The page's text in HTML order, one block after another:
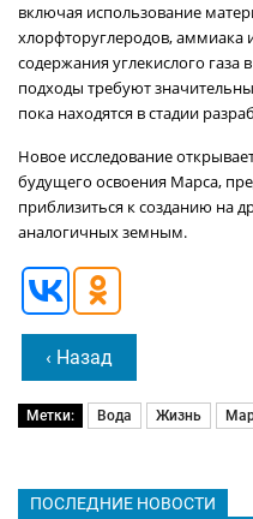
включая использование
хлорфторуглеродов, аммиака
содержания углекислого газа
подходы требуют
пока находятся в стадии
Новое исследование
будущего освоения Марса,
приблизиться к созданию на
аналогичных земным.
‹ Назад
Метки: Вода Жизнь
ПОСЛЕДНИЕ НОВОСТИ